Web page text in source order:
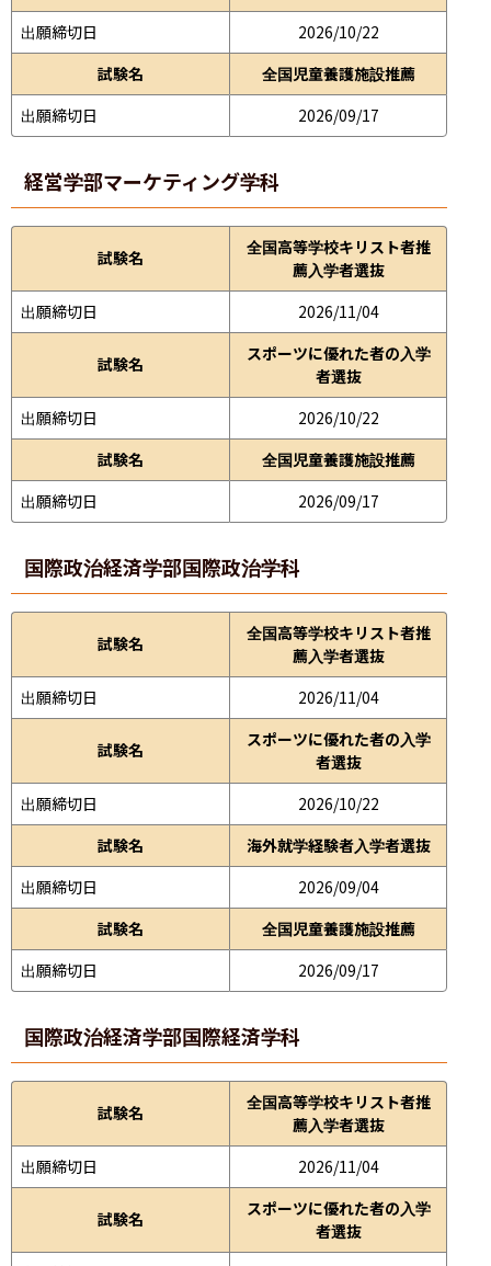
出願締切日
2026/10/22
試験名
全国児童養護施設推薦
出願締切日
2026/09/17
経営学部マーケティング学科
試験名
全国高等学校キリスト者推
薦入学者選抜
出願締切日
2026/11/04
試験名
スポーツに優れた者の入学
者選抜
出願締切日
2026/10/22
試験名
全国児童養護施設推薦
出願締切日
2026/09/17
国際政治経済学部国際政治学科
試験名
全国高等学校キリスト者推
薦入学者選抜
出願締切日
2026/11/04
試験名
スポーツに優れた者の入学
者選抜
出願締切日
2026/10/22
試験名
海外就学経験者入学者選抜
出願締切日
2026/09/04
試験名
全国児童養護施設推薦
出願締切日
2026/09/17
国際政治経済学部国際経済学科
試験名
全国高等学校キリスト者推
薦入学者選抜
出願締切日
2026/11/04
試験名
スポーツに優れた者の入学
者選抜